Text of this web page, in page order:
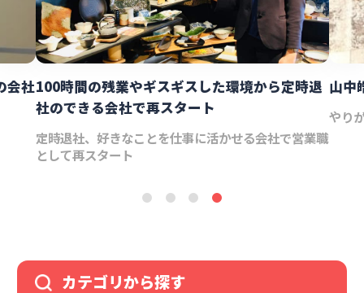
退 山中皓生さんの就職成功体験談
やりがいを持てる会社への就職と、結婚の両方を実現
母の
会社
カテゴリから探す